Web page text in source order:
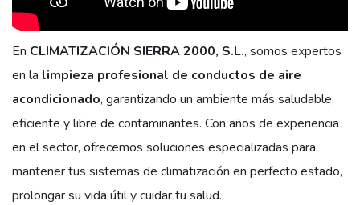
En CLIMATIZACIÓN SIERRA 2000, S.L., somos expertos
en la limpieza profesional de conductos de aire
acondicionado, garantizando un ambiente más saludable,
eficiente y libre de contaminantes. Con años de experiencia
en el sector, ofrecemos soluciones especializadas para
mantener tus sistemas de climatización en perfecto estado,
prolongar su vida útil y cuidar tu salud.